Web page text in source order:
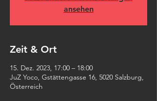
ansehen
Zeit & Ort
15. Dez. 2023, 17:00 – 18:00
JuZ Yoco, Gstättengasse 16, 5020 Salzburg,
Österreich